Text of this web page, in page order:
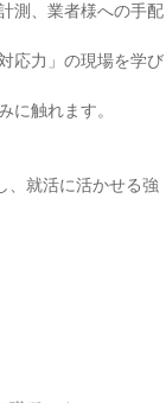
測、業者様への手配
応力」の現場を学び
に触れます。
、就活に活かせる強